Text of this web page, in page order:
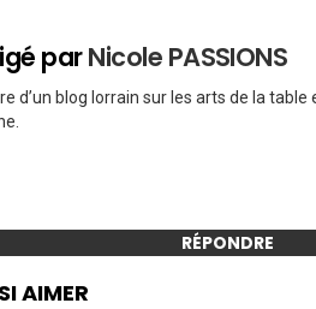
parNicole PASSIONS
d’un blog lorrain sur les arts de la
RÉPONDRE
AIMER